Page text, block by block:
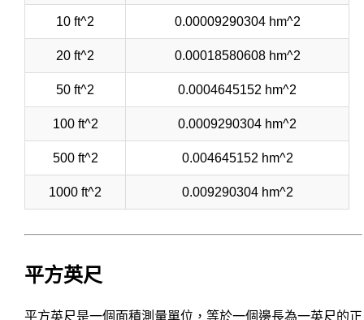
10 ft^2 0.00009290304 hm^2
20 ft^2 0.00018580608 hm^2
50 ft^2 0.0004645152 hm^2
100 ft^2 0.0009290304 hm^2
500 ft^2 0.004645152 hm^2
1000 ft^2 0.009290304 hm^2
平方英尺
平方英尺是一個面積測量單位，等於一個邊長為一英尺的正